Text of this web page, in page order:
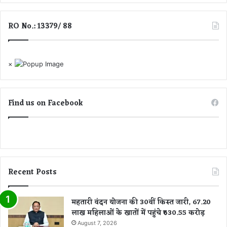
RO No.: 13379/ 88
×
Find us on Facebook
Recent Posts
महतारी वंदन योजना की 30वीं किस्त जारी, 67.20
लाख महिलाओं के खातों में पहुंचे ₹630.55 करोड़
August 7, 2026